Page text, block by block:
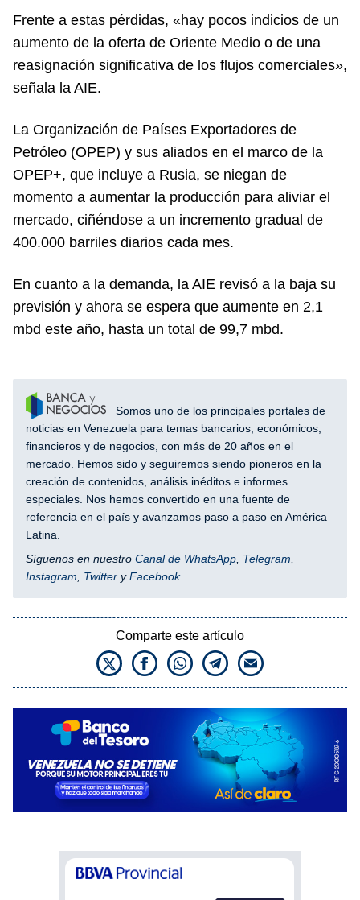
Frente a estas pérdidas, «hay pocos indicios de un
aumento de la oferta de Oriente Medio o de una
reasignación significativa de los flujos comerciales»,
señala la AIE.
La Organización de Países Exportadores de
Petróleo (OPEP) y sus aliados en el marco de la
OPEP+, que incluye a Rusia, se niegan de
momento a aumentar la producción para aliviar el
mercado, ciñéndose a un incremento gradual de
400.000 barriles diarios cada mes.
En cuanto a la demanda, la AIE revisó a la baja su
previsión y ahora se espera que aumente en 2,1
mbd este año, hasta un total de 99,7 mbd.
Somos uno de los principales portales de
noticias en Venezuela para temas bancarios, económicos,
financieros y de negocios, con más de 20 años en el
mercado. Hemos sido y seguiremos siendo pioneros en la
creación de contenidos, análisis inéditos e informes
especiales. Nos hemos convertido en una fuente de
referencia en el país y avanzamos paso a paso en América
Latina.
Síguenos en nuestro Canal de WhatsApp Telegram
Instagram
Twitter yFacebook
Comparte este artículo